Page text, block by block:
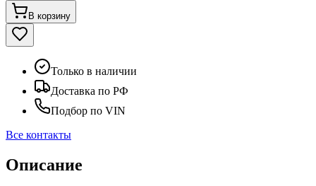
В корзину
Только в наличии
Доставка по РФ
Подбор по VIN
Все контакты
Описание